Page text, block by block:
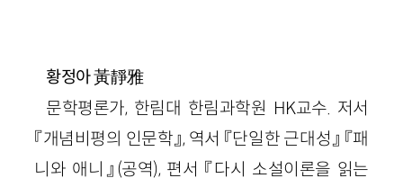
황정아黃靜雅
문학평론가, 한림대 한림과학원 HK교수. 저서
『개념비평의 인문학』, 역서 『단일한 근대성』 『패
니와 애니』(공역), 편서 『다시 소설이론을 읽는